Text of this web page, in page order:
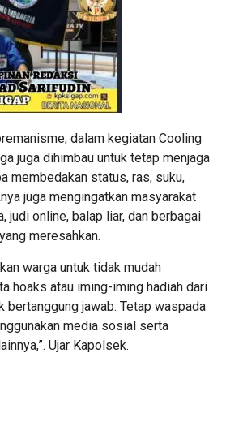
dalam kegiatan Cooling
juga dihimbau untuk tetap menjaga
membedakan status, ras, suku,
juga mengingatkan masyarakat
judi online, balap liar, dan berbagai
meresahkan.
warga untuk tidak mudah
hoaks atau iming-iming hadiah dari
bertanggung jawab. Tetap waspada
media sosial serta
Ujar Kapolsek.